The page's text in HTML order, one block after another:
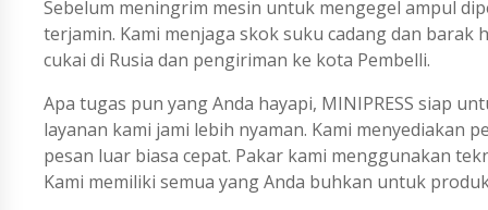
Sebelum meningrim mesin untuk mengegel ampul
terjamin. Kami menjaga skok suku cadang dan
cukai di Rusia dan pengiriman ke kota Pembelli.
Apa tugas pun yang Anda hayapi, MINIPRESS siap
layanan kami jami lebih nyaman. Kami menyediakan
pesan luar biasa cepat. Pakar kami menggunakan
Kami memiliki semua yang Anda buhkan untuk